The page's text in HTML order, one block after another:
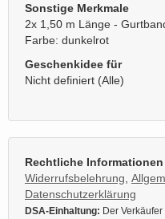
Sonstige Merkmale
2x 1,50 m Länge -
Farbe: dunkelrot
Geschenkidee für
Nicht definiert (Alle)
Rechtliche
Widerrufsbelehrung
Datenschutzerklärung
DSA-Einhaltung: Der